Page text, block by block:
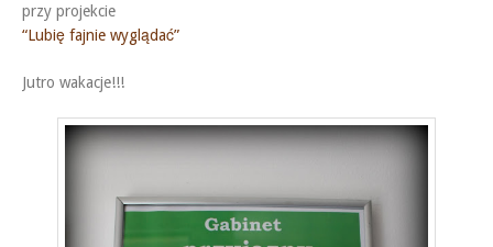
przy projekcie
“Lubię fajnie wyglądać”
Jutro wakacje!!!